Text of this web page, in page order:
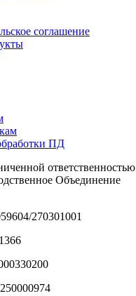
соглашение
ПД
ответственностью
Объединение
270301001